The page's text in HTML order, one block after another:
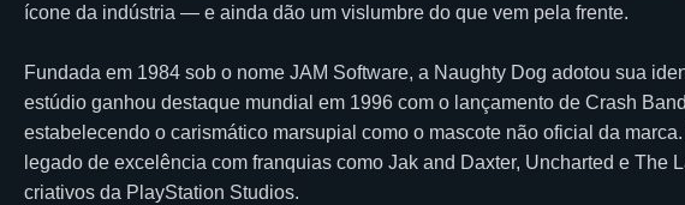
ícone da indústria — e ainda dão um vislumbre do que vem pela frente.
Fundada em 1984 sob o nome JAM Software, a Naughty Dog adotou sua
estúdio ganhou destaque mundial em 1996 com o lançamento de Crash
estabelecendo o carismático marsupial como o mascote não oficial da
legado de excelência com franquias como Jak and Daxter, Uncharted e The
criativos da PlayStation Studios.